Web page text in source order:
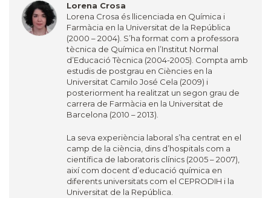
Lorena Crosa
Lorena Crosa és llicenciada en Química i
Farmàcia en la Universitat de la República
(2000 – 2004). S’ha format com a professora
tècnica de Química en l’Institut Normal
d’Educació Tècnica (2004-2005). Compta amb
estudis de postgrau en Ciències en la
Universitat Camilo José Cela (2009) i
posteriorment ha realitzat un segon grau de
carrera de Farmàcia en la Universitat de
Barcelona (2010 – 2013).
La seva experiència laboral s’ha centrat en el
camp de la ciència, dins d’hospitals com a
científica de laboratoris clínics (2005 – 2007),
així com docent d’educació química en
diferents universitats com el CEPRODIH i la
Universitat de la República.